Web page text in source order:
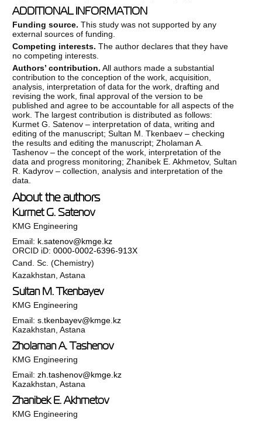
ADDITIONAL INFORMATION
Funding source.This study was not supported by any
external sources of funding.
Competing interests.The author declares that they have
no competing interests.
Authors’ contribution. All authors made a substantial
contribution to the conception of the work, acquisition,
analysis, interpretation of data for the work, drafting and
revising the work, final approval of the version to be
published and agree to be accountable for all aspects of the
work. The largest contribution is distributed as follows:
Kurmet G. Satenov – interpretation of data, writing and
editing of the manuscript; Sultan M. Tkenbaev – checking
the results and editing the manuscript; Zholaman A.
Tashenov – the concept of the work, interpretation of the
data and progress monitoring; Zhanibek E. Akhmetov, Sultan
R. Kadyrov – collection, analysis and interpretation of the
data.
About the authors
Kurmet G. Satenov
KMG Engineering
Email: k.satenov@kmge.kz
ORCID iD:0000-0002-6396-913X
Cand. Sc. (Chemistry)
Kazakhstan, Astana
Sultan M. Tkenbayev
KMG Engineering
Email:s.tkenbayev@kmge.kz
Kazakhstan, Astana
Zholaman A. Tashenov
KMG Engineering
Email:zh.tashenov@kmge.kz
Kazakhstan, Astana
Zhanibek E. Akhmetov
KMG Engineering